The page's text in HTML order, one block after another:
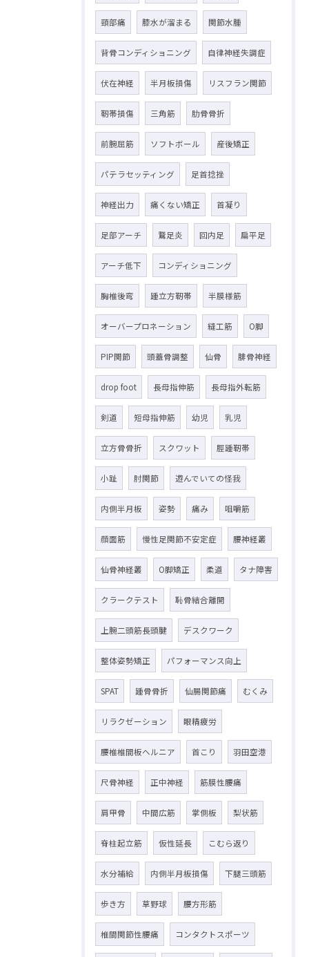
頸部痛 膝水が溜まる 関節水腫
背骨コンディショニング 自律神経失調症
伏在神経 半月板損傷 リスフラン関節
靭帯損傷 三角筋 肋骨骨折
前腕屈筋 ソフトボール 産後矯正
パテラセッティング 足首捻挫
神経出力 痛くない矯正 首凝り
足部アーチ 鵞足炎 回内足 扁平足
アーチ低下 コンディショニング
胸椎後弯 踵立方靭帯 半膜様筋
オーバープロネーション 縫工筋 O脚
PIP関節 頭蓋骨調整 仙骨 腓骨神経
drop foot 長母指伸筋 長母指外転筋
剣道 短母指伸筋 幼児 乳児
立方骨骨折 スクワット 脛踵靭帯
小趾 肘関節 遊んでいての怪我
内側半月板 姿勢 痛み 咀嚼筋
顔面筋 慢性足関節不安定症 腰神経叢
仙骨神経叢 O脚矯正 柔道 タナ障害
クラークテスト 恥骨結合離開
上腕二頭筋長頭腱 デスクワーク
整体姿勢矯正 パフォーマンス向上
SPAT 踵骨骨折 仙腸関節痛 むくみ
リラクゼーション 眼精疲労
腰椎椎間板ヘルニア 首こり 羽田空港
尺骨神経 正中神経 筋膜性腰痛
肩甲骨 中間広筋 掌側板 梨状筋
脊柱起立筋 仮性延長 こむら返り
水分補給 内側半月板損傷 下腿三頭筋
歩き方 草野球 腰方形筋
椎間関節性腰痛 コンタクトスポーツ